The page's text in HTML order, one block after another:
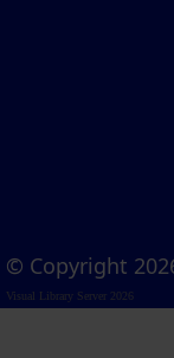
© Copyright
Visual Library Server 2026